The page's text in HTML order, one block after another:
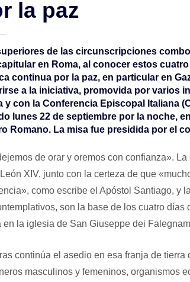
la paz
de las circunscripciones
en Roma, al conocer estos
continua por la paz, en particular en
a la iniciativa, promovida por varios
y con la Conferencia Episcopal Italiana
lunes 22 de septiembre por la noche,
Romano. La misa fue presidida por el
de orar y oremos con confianza».
XIV, junto con la certeza de que
como escribe el Apóstol Santiago, y
son la base de los cuatro
en la iglesia de San Giuseppe dei
continúa el asedio en esa franja de
masculinos y femeninos, organismos